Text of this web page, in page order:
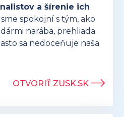
a šírenie ich
sme spokojní s tým, ako
narába, prehliada
sa nedoceňuje naša
OTVORIŤ ZUSK.SK